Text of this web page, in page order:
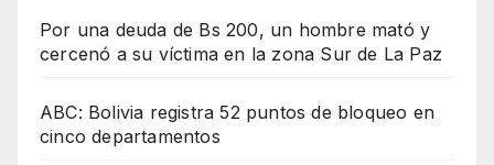
Por una deuda de Bs 200, un hombre mató y
cercenó a su víctima en la zona Sur de La Paz
ABC: Bolivia registra 52 puntos de bloqueo en
cinco departamentos